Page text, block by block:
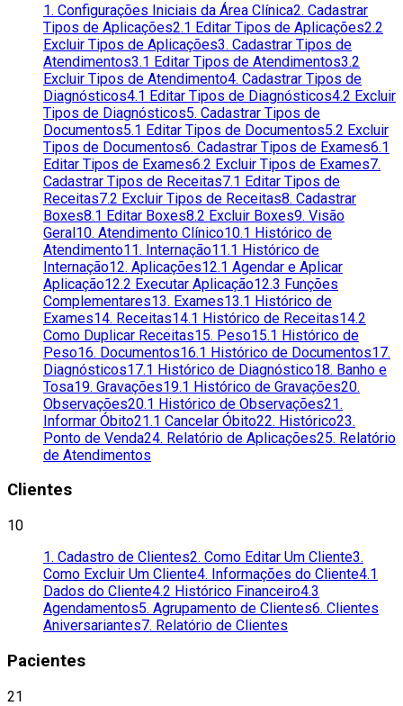
1. Configurações Iniciais da Área Clínica2. Cadastrar
Tipos de Aplicações2.1 Editar Tipos de Aplicações2.2
Excluir Tipos de Aplicações3. Cadastrar Tipos de
Atendimentos3.1 Editar Tipos de Atendimentos3.2
Excluir Tipos de Atendimento4. Cadastrar Tipos de
Diagnósticos4.1 Editar Tipos de Diagnósticos4.2 Excluir
Tipos de Diagnósticos5. Cadastrar Tipos de
Documentos5.1 Editar Tipos de Documentos5.2 Excluir
Tipos de Documentos6. Cadastrar Tipos de Exames6.1
Editar Tipos de Exames6.2 Excluir Tipos de Exames7.
Cadastrar Tipos de Receitas7.1 Editar Tipos de
Receitas7.2 Excluir Tipos de Receitas8. Cadastrar
Boxes8.1 Editar Boxes8.2 Excluir Boxes9. Visão
Geral10. Atendimento Clínico10.1 Histórico de
Atendimento11. Internação11.1 Histórico de
Internação12. Aplicações12.1 Agendar e Aplicar
Aplicação12.2 Executar Aplicação12.3 Funções
Complementares13. Exames13.1 Histórico de
Exames14. Receitas14.1 Histórico de Receitas14.2
Como Duplicar Receitas15. Peso15.1 Histórico de
Peso16. Documentos16.1 Histórico de Documentos17.
Diagnósticos17.1 Histórico de Diagnóstico18. Banho e
Tosa19. Gravações19.1 Histórico de Gravações20.
Observações20.1 Histórico de Observações21.
Informar Óbito21.1 Cancelar Óbito22. Histórico23.
Ponto de Venda24. Relatório de Aplicações25. Relatório
de Atendimentos
Clientes
10
1. Cadastro de Clientes2. Como Editar Um Cliente3.
Como Excluir Um Cliente4. Informações do Cliente4.1
Dados do Cliente4.2 Histórico Financeiro4.3
Agendamentos5. Agrupamento de Clientes6. Clientes
Aniversariantes7. Relatório de Clientes
Pacientes
21